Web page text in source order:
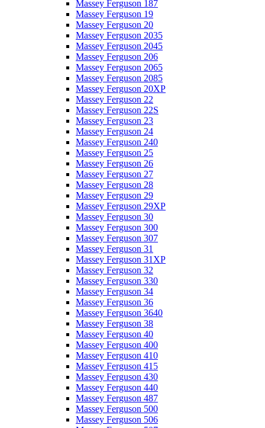
Massey Ferguson 187
Massey Ferguson 19
Massey Ferguson 20
Massey Ferguson 2035
Massey Ferguson 2045
Massey Ferguson 206
Massey Ferguson 2065
Massey Ferguson 2085
Massey Ferguson 20XP
Massey Ferguson 22
Massey Ferguson 22S
Massey Ferguson 23
Massey Ferguson 24
Massey Ferguson 240
Massey Ferguson 25
Massey Ferguson 26
Massey Ferguson 27
Massey Ferguson 28
Massey Ferguson 29
Massey Ferguson 29XP
Massey Ferguson 30
Massey Ferguson 300
Massey Ferguson 307
Massey Ferguson 31
Massey Ferguson 31XP
Massey Ferguson 32
Massey Ferguson 330
Massey Ferguson 34
Massey Ferguson 36
Massey Ferguson 3640
Massey Ferguson 38
Massey Ferguson 40
Massey Ferguson 400
Massey Ferguson 410
Massey Ferguson 415
Massey Ferguson 430
Massey Ferguson 440
Massey Ferguson 487
Massey Ferguson 500
Massey Ferguson 506